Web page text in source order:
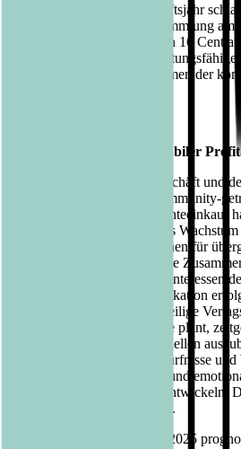
Für das abgelaufene Geschäftsjahr
Aufsichtsrat der Hauptversammlung am
Erhöhung der Dividende von 16 Cent
was 45 Prozent des
und damit weiterhin im Rahmen der
Weiteres Wachstum mit stabiler
Mit einem starken Digitalgeschäft und
Vermarktungsausbau der community-
sowie einem attraktiven Rechteeinkauf
Voraussetzungen für weiteres
die Community-Modelle stehen für
Potenziale, die durch die enge
und Autoren sowie eine die Interessen
berücksichtigende Kommunikation
können. Damit steht die jeweilige
Qualitätssiegel. Bastei Lübbe plant,
community-getriebenen Modellen
digitalen Austausch die Bedürfnisse
und Leser nach spannender und
aufzunehmen und weiterzuentwickeln.
pola illustriert diese Strategie.
Für das Geschäftsjahr 2024/2025